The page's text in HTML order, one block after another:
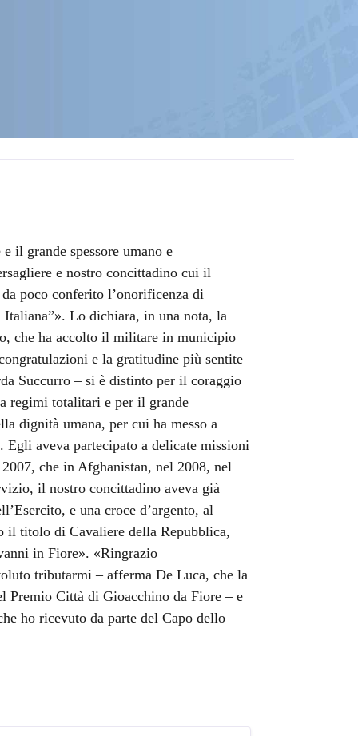
il grande spessore umano e
e nostro concittadino cui il
poco conferito l’onorificenza di
Lo dichiara, in una nota, la
che ha accolto il militare in municipio
e la gratitudine più sentite
Succurro – si è distinto per il coraggio
regimi totalitari e per il grande
dignità umana, per cui ha messo a
aveva partecipato a delicate missioni
che in Afghanistan, nel 2008, nel
il nostro concittadino aveva già
e una croce d’argento, al
il titolo di Cavaliere della Repubblica,
in Fiore». «Ringrazio
tributarmi – afferma De Luca, che la
Premio Città di Gioacchino da Fiore – e
ho ricevuto da parte del Capo dello